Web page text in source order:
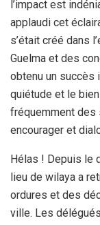
l’impact est
applaudi cet
s’était créé dans
Guelma et des
obtenu un succès
quiétude et le
fréquemment
encourager et
Hélas ! Depuis le
lieu de wilaya a
ordures et des
ville. Les